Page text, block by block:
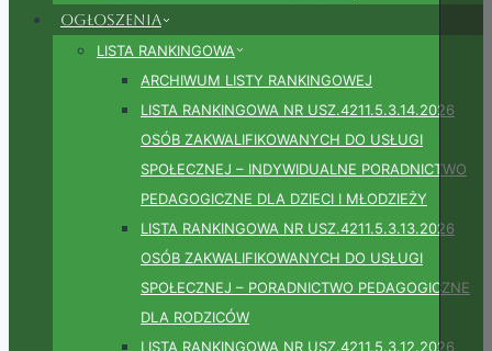
Ogłoszenia
LISTA RANKINGOWA
ARCHIWUM LISTY RANKINGOWEJ
LISTA RANKINGOWA NR USZ.4211.5.3.14.2026
OSÓB ZAKWALIFIKOWANYCH DO USŁUGI
SPOŁECZNEJ – INDYWIDUALNE PORADNICTWO
PEDAGOGICZNE DLA DZIECI I MŁODZIEŻY
LISTA RANKINGOWA NR USZ.4211.5.3.13.2026
OSÓB ZAKWALIFIKOWANYCH DO USŁUGI
SPOŁECZNEJ – PORADNICTWO PEDAGOGICZNE
DLA RODZICÓW
LISTA RANKINGOWA NR USZ.4211.5.3.12.2026